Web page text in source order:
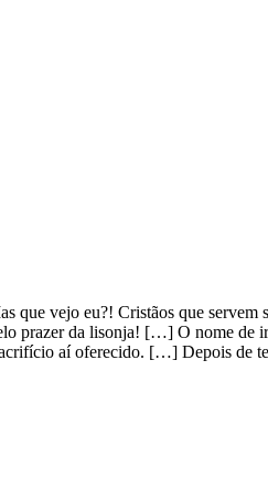
vejo eu?! Cristãos que servem
prazer da lisonja! […] O nome de
aí oferecido. […] Depois de